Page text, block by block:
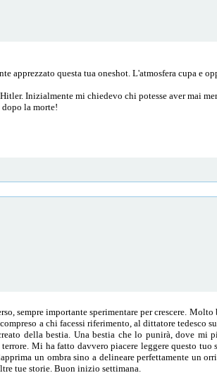
apprezzato questa tua oneshot. L'atmosfera cupa e
Inizialmente mi chiedevo chi potesse aver mai
dopo la morte!
sempre importante sperimentare per crescere.
a chi facessi riferimento, al dittatore tedesco
della bestia. Una bestia che lo punirà, dove
Mi ha fatto davvero piacere leggere questo
un ombra sino a delineare perfettamente un
tue storie. Buon inizio settimana.